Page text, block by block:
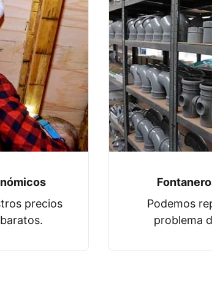
precios
Podemos
problema